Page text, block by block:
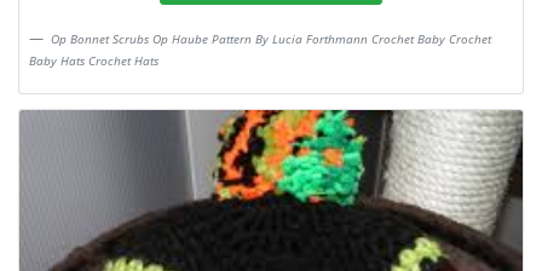
Op Bonnet Scrubs Op Haube Pattern By Lucia Forthmann Crochet Baby Crochet
Baby Hats Crochet Hats